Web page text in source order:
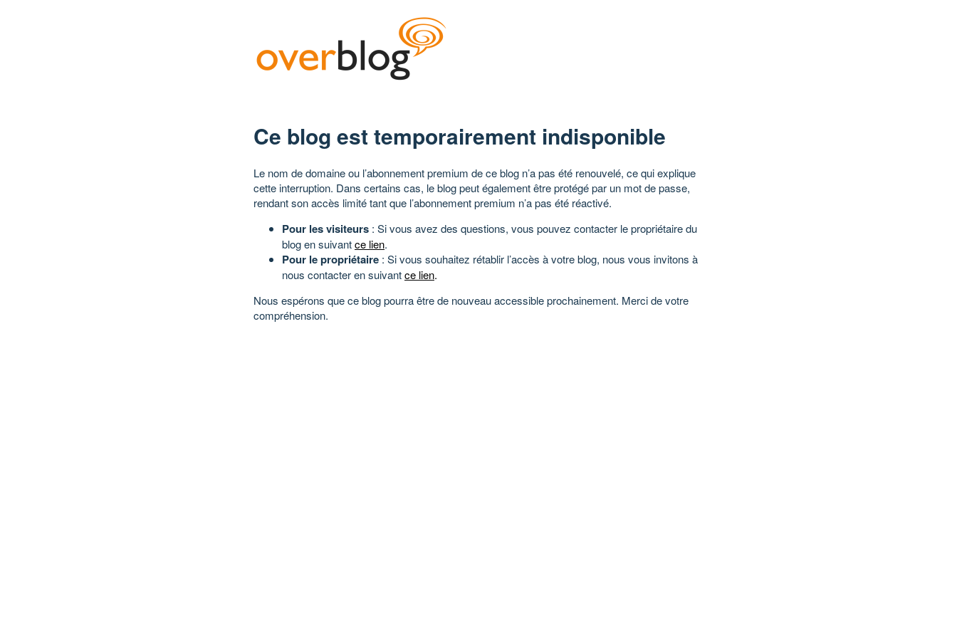
Ce blog est temporairement indisponible
Le nom de domaine ou l’abonnement premium de ce blog n’a pas été renouvelé, ce qui explique
cette interruption. Dans certains cas, le blog peut également être protégé par un mot de passe,
rendant son accès limité tant que l’abonnement premium n’a pas été réactivé.
Pour les visiteurs : Si vous avez des questions, vous pouvez contacter le propriétaire du
blog en suivantce lien.
Pour le propriétaire : Si vous souhaitez rétablir l’accès à votre blog, nous vous invitons à
nous contacter en suivantce lien.
Nous espérons que ce blog pourra être de nouveau accessible prochainement. Merci de votre
compréhension.